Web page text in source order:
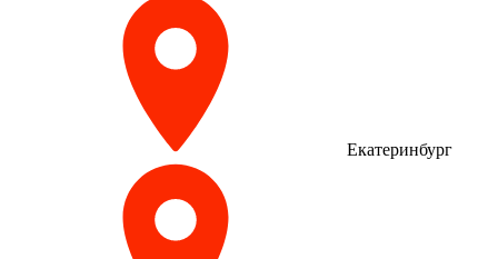
Екатеринбург